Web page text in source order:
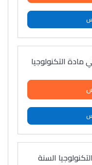
مادة التكنولوجيا
السنة